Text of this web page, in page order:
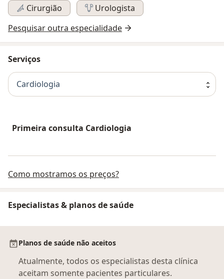
Cirurgião
Urologista
Pesquisar outra especialidade
Serviços
Cardiologia
Primeira consulta Cardiologia
Como mostramos os preços?
Especialistas & planos de saúde
Planos de saúde não aceitos
Atualmente, todos os especialistas desta clínica
aceitam somente pacientes particulares.